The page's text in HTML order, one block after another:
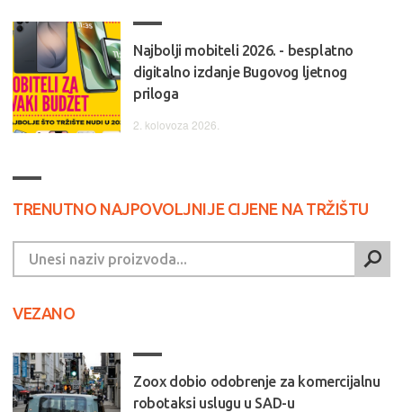
Najbolji mobiteli 2026. - besplatno
digitalno izdanje Bugovog ljetnog
priloga
2. kolovoza 2026.
TRENUTNO NAJPOVOLJNIJE CIJENE NA TRŽIŠTU
VEZANO
Zoox dobio odobrenje za komercijalnu
robotaksi uslugu u SAD-u